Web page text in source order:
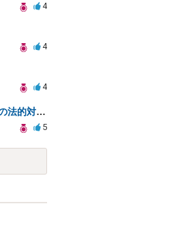
4
4
4
養育費の不払いが続く元夫への法的対応策は？
5